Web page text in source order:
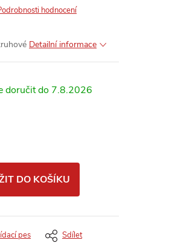
hodnocení
Detailní informace
7.8.2026
DO KOŠÍKU
pes Sdílet